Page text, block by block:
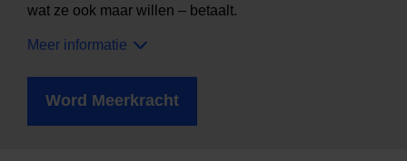
wat ze ook maar willen – betaalt.
Meer informatie
Word Meerkracht